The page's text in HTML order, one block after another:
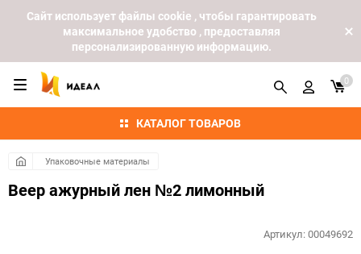
Cайт использует файлы cookie , чтобы гарантировать
максимальное удобство , предоставляя
персонализированную информацию.
КАТАЛОГ ТОВАРОВ
0
Упаковочные материалы
Веер ажурный лен №2 лимонный
Артикул:00049692